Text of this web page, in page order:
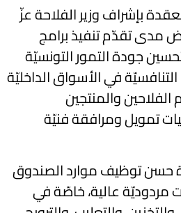
بإشراف وزير الفلاحة عزّ
مدى تقدّم تنفيذ برامج
جودة التمور التونسيّة
التنافسيّة في الأسواق الداخليّة
الفلاحين والمنتجين
تمويل ومرافقة فنيّة
حسن توظيف موارد الصندوق
مردوديّة عالية، خاصّة في